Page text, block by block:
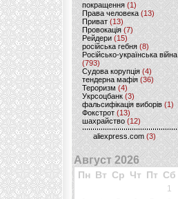
покращення (1)
Права человека(13)
Приват (13)
Провокація (7)
Рейдери (15)
російська гебня (8)
Російсько-українська війна
(793)
Судова корупція (4)
тендерна мафія (36)
Тероризм (4)
Укрсоцбанк (3)
фальсифікація виборів (1)
Фокстрот(13)
шахрайство (12)
aliexpress.com (3)
Август 2026
Пн Вт Ср Чт Пт Сб
1